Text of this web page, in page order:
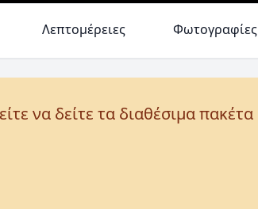
Λεπτομέρειες Φωτογραφίες
να δείτε τα διαθέσιμα πακέτα